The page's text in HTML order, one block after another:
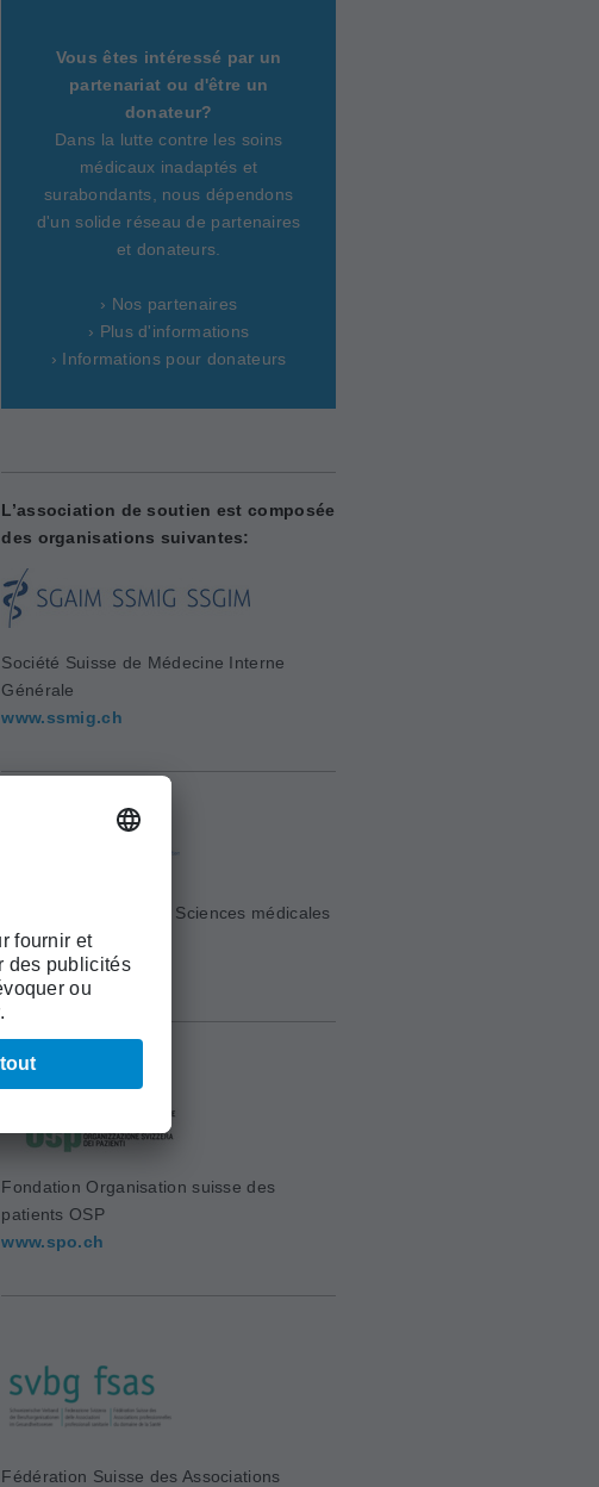
Vous êtes intéressé par un
partenariat ou d'être un
donateur?
Dans la lutte contre les soins
médicaux inadaptés et
surabondants, nous dépendons
d'un solide réseau de partenaires
et donateurs.
› Nos partenaires
› Plus d'informations
› Informations pour donateurs
L’association de soutien est composée
des organisations suivantes:
Société Suisse de Médecine Interne
Générale
www.ssmig.ch
Académie Suisse des Sciences médicales
(ASSM)
www.assm.ch
Fondation Organisation suisse des
patients OSP
www.spo.ch
Fédération Suisse des Associations